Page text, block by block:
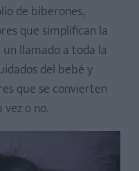
de biberones,
que simplifican la
llamado a toda la
del bebé y
que se convierten
o no.